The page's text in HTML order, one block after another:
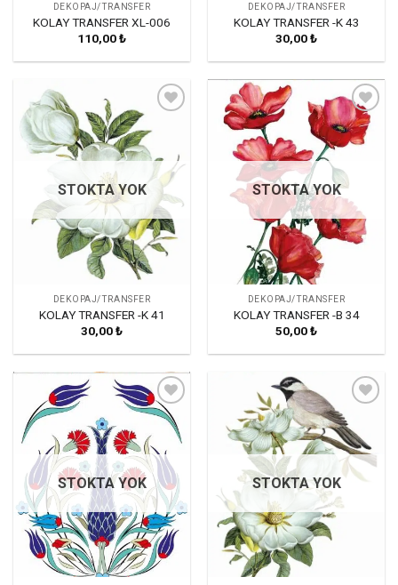
DEKOPAJ/TRANSFER
KOLAY TRANSFER XL-006
110,00₺
DEKOPAJ/TRANSFER
KOLAY TRANSFER -K 43
30,00₺
Favorilerime
Ekle
STOKTA YOK
DEKOPAJ/TRANSFER
KOLAY TRANSFER -K 41
30,00₺
Favorilerime
Ekle
STOKTA YOK
DEKOPAJ/TRANSFER
KOLAY TRANSFER -B 34
50,00₺
Favorilerime
STOKTA YOK
Favorilerime
Ekle
STOKTA YOK